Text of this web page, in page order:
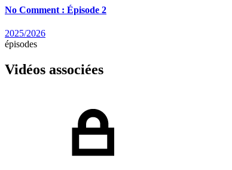
No Comment : Épisode 2
2025/2026
épisodes
Vidéos associées